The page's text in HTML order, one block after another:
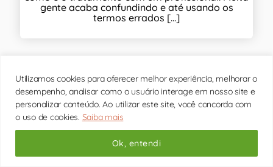
Utilizamos cookies para oferecer melhor experiência, melhorar o
desempenho, analisar como o usuário interage em nosso site e
personalizar conteúdo. Ao utilizar este site, você concorda com
o uso de cookies. Saiba mais
Ok, entendi
gente acaba confundindo e até usando os
termos errados [...]
Conheça 12 sinais de ansiedade na
adolescência